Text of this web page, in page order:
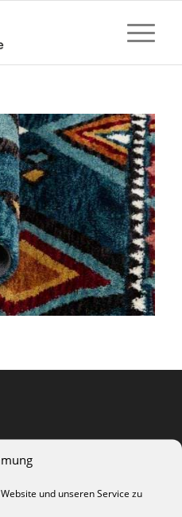
und unseren Service zu